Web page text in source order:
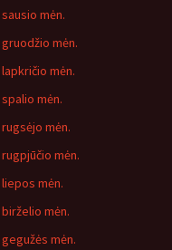
mėn.
gruodžio mėn.
lapkričio mėn.
spalio mėn.
rugsėjo mėn.
rugpjūčio mėn.
liepos mėn.
birželio mėn.
gegužės mėn.